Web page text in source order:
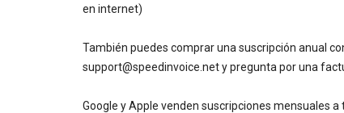
en internet)
También puedes comprar una suscripción anual
support@speedinvoice.net y pregunta por una
Google y Apple venden suscripciones mensuales